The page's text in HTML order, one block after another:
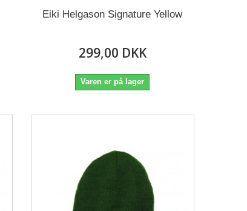
Eiki Helgason Signature Yellow
299,00 DKK
Varen er på lager